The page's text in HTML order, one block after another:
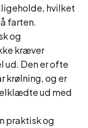
hvilket
farten.
og
kræver
ud. Den er ofte
krølning, og er
ud med
praktisk og